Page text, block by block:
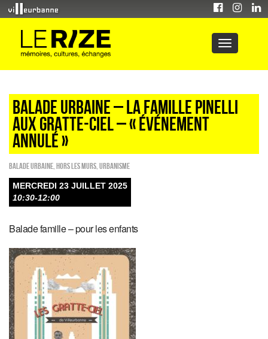
BALADE URBAINE – LA FAMILLE PINELLI
AUX GRATTE-CIEL – « ÉVÉNEMENT
ANNULÉ »
Balade urbaine HORS LES MURS Urbanisme
MERCREDI 23 JUILLET 2025
10:30-12:00
Balade famille – pour les enfants